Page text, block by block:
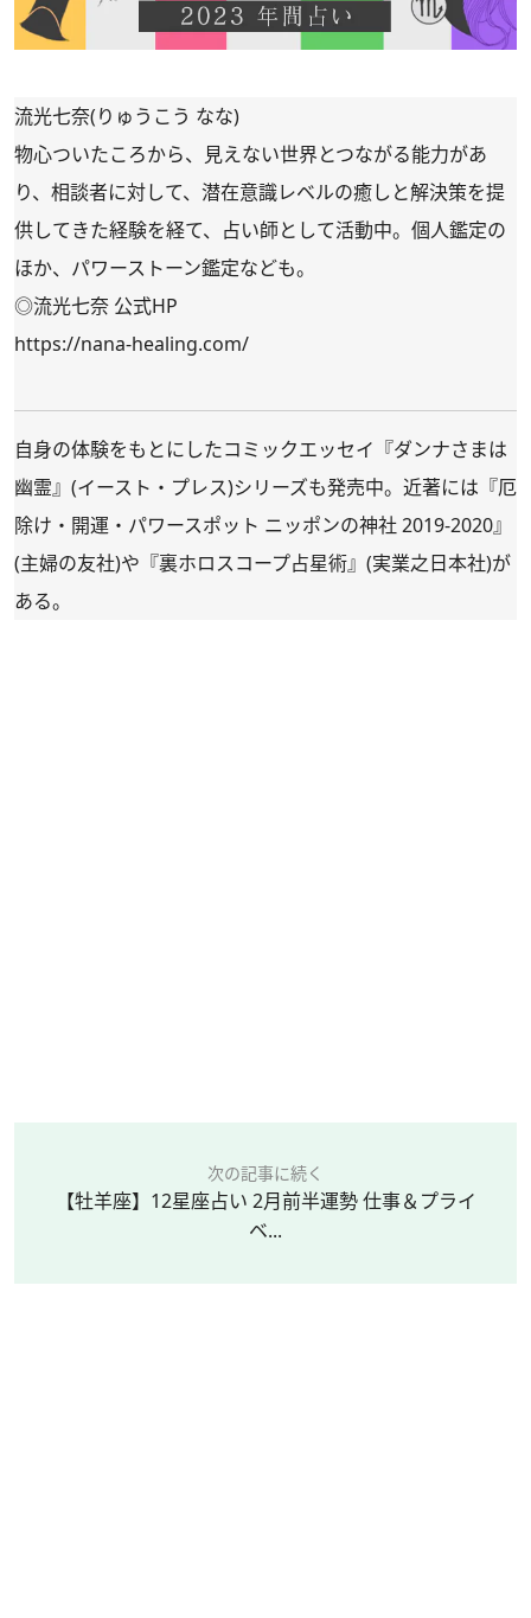
流光七奈(りゅうこう なな)
物心ついたころから、見えない世界とつながる能力があ
り、相談者に対して、潜在意識レベルの癒しと解決策を提
供してきた経験を経て、占い師として活動中。個人鑑定の
ほか、パワーストーン鑑定なども。
◎流光七奈 公式HP
https://nana-healing.com/
自身の体験をもとにしたコミックエッセイ『ダンナさまは
幽霊』(イースト・プレス)シリーズも発売中。近著には『厄
除け・開運・パワースポット ニッポンの神社 2019-2020』
(主婦の友社)や『裏ホロスコープ占星術』(実業之日本社)が
ある。
次の記事に続く
【牡羊座】12星座占い 2月前半運勢 仕事＆プライ
ベ...